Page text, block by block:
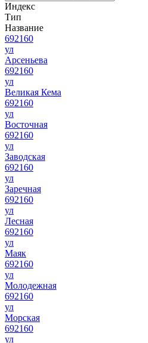
Индекс
Тип
Название
692160
ул
Арсеньева
692160
ул
Великая Кема
692160
ул
Восточная
692160
ул
Заводская
692160
ул
Заречная
692160
ул
Лесная
692160
ул
Маяк
692160
ул
Молодежная
692160
ул
Морская
692160
ул